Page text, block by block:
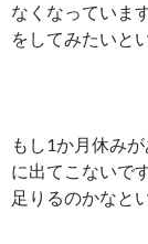
なくなっていま
をしてみたいと
もし1か月休み
に出てこないで
足りるのかなと